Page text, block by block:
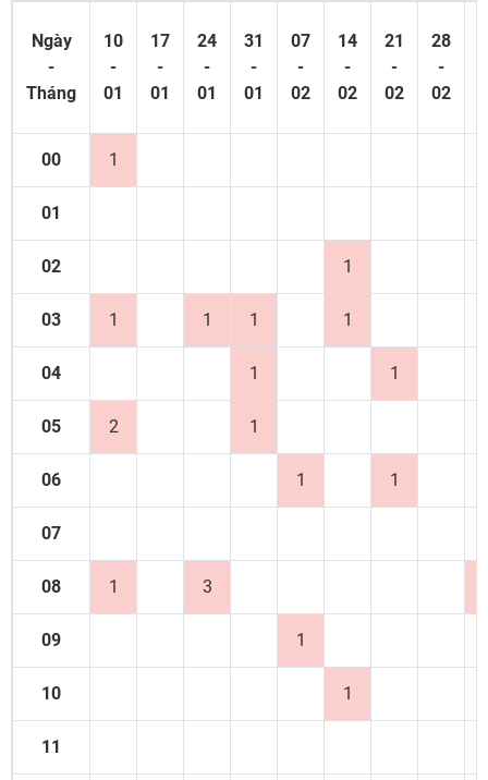
Ngày
-
Tháng
10
-
01
17
-
01
24
-
01
31
-
01
07
-
02
14
-
02
21
-
02
28
-
02
00 1
01
02 1
03 1 1 1 1
04 1 1
05 2 1
06 1 1
07
08 1 3
09 1
10 1
11